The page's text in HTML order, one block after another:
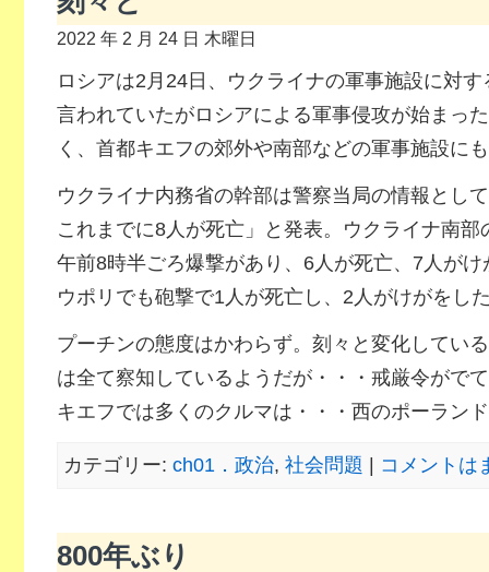
2022 年 2 月 24 日 木曜日
ロシアは2月24日、ウクライナの軍事施設に対
言われていたがロシアによる軍事侵攻が始まっ
く、首都キエフの郊外や南部などの軍事施設に
ウクライナ内務省の幹部は警察当局の情報とし
これまでに8人が死亡」と発表。ウクライナ南
午前8時半ごろ爆撃があり、6人が死亡、7人が
ウポリでも砲撃で1人が死亡し、2人がけがをし
プーチンの態度はかわらず。刻々と変化してい
は全て察知しているようだが・・・戒厳令がで
キエフでは多くのクルマは・・・西のポーラン
カテゴリー: ch01．政治, 社会問題 コメントは
800年ぶり